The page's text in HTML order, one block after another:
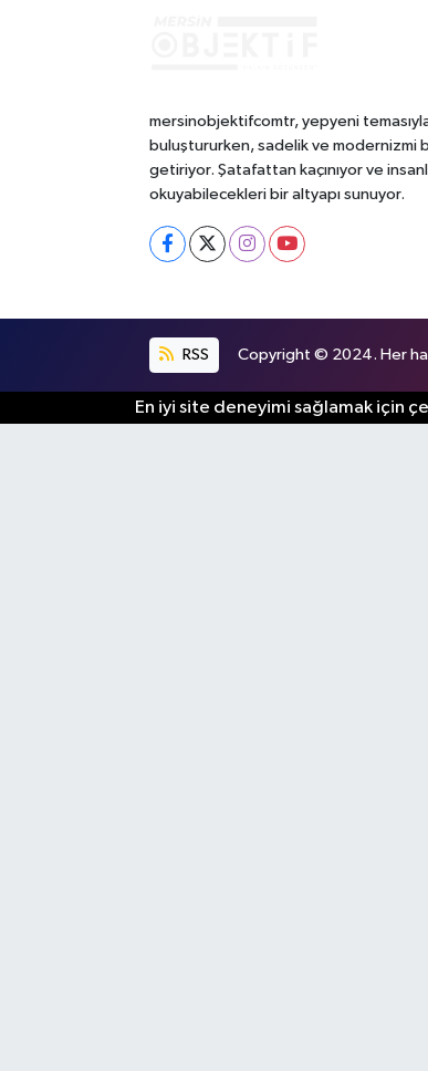
mersinobjektifcomtr, yepyeni
buluştururken, sadelik ve modernizmi
getiriyor. Şatafattan kaçınıyor ve
okuyabilecekleri bir altyapı sunuyor.
RSS Copyright © 2024. Her
En iyi site deneyimi sağlamak için